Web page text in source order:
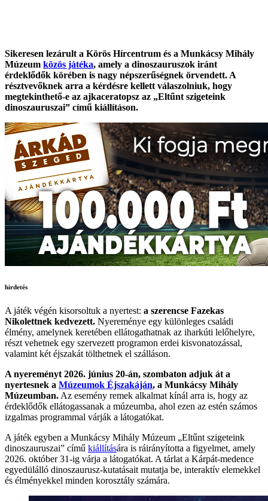
Sikeresen lezárult a Körös Hírcentrum és a Munkácsy Mihály
Múzeum közös játéka, amely a dinoszauruszok iránt
érdeklődők körében is nagy népszerűségnek örvendett. A
résztvevőknek arra a kérdésre kellett válaszolniuk, hogy
megtekinthető-e az ajkaceratopsz az „Eltűnt szigeteink
dinoszauruszai” című kiállításon.
hirdetés
A játék végén kisorsoltuk a nyertest: a szerencse Fazekas
Nikolettnek kedvezett. Nyereménye egy különleges családi
élmény, amelynek keretében ellátogathatnak az iharkúti lelőhelyre,
részt vehetnek egy szervezett programon erdei kisvonatozással,
valamint két éjszakát tölthetnek el szálláson.
A nyereményt 2026. június 20-án, szombaton adjuk át a
nyertesnek a Múzeumok Éjszakáján, a Munkácsy Mihály
Múzeumban. Az esemény remek alkalmat kínál arra is, hogy az
érdeklődők ellátogassanak a múzeumba, ahol ezen az estén számos
izgalmas programmal várják a látogatókat.
A játék egyben a Munkácsy Mihály Múzeum „Eltűnt szigeteink
dinoszauruszai” című kiállítására is ráirányította a figyelmet, amely
2026. október 31-ig várja a látogatókat. A tárlat a Kárpát-medence
egyedülálló dinoszaurusz-kutatásait mutatja be, interaktív elemekkel
és élményekkel minden korosztály számára.